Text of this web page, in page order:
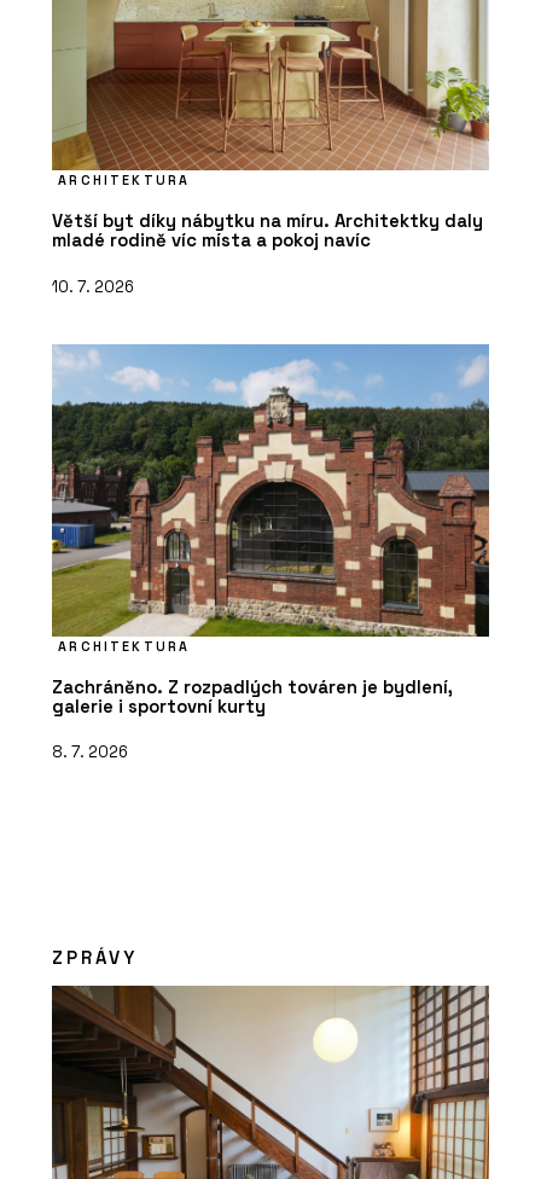
ARCHITEKTURA
Větší byt díky nábytku na míru. Architektky daly
mladé rodině víc místa a pokoj navíc
10. 7. 2026
ARCHITEKTURA
Zachráněno. Z rozpadlých továren je bydlení,
galerie i sportovní kurty
8. 7. 2026
ZPRÁVY